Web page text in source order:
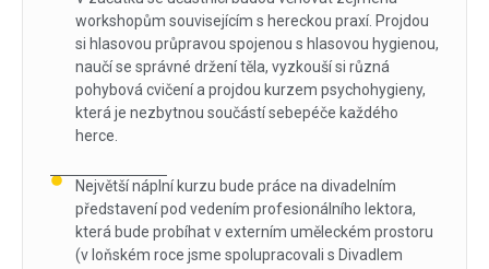
workshopům souvisejícím s hereckou praxí. Projdou
si hlasovou průpravou spojenou s hlasovou hygienou,
naučí se správné držení těla, vyzkouší si různá
pohybová cvičení a projdou kurzem psychohygieny,
která je nezbytnou součástí sebepéče každého
herce.
Největší náplní kurzu bude práce na divadelním
představení pod vedením profesionálního lektora,
která bude probíhat v externím uměleckém prostoru
(v loňském roce jsme spolupracovali s Divadlem